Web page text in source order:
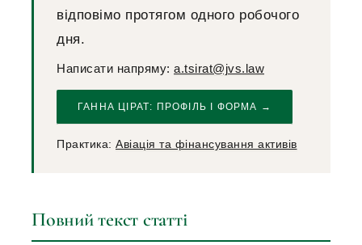
відповімо протягом одного робочого
дня.
Написати напряму: a.tsirat@jvs.law
ГАННА ЦІРАТ: ПРОФІЛЬ І ФОРМА →
Практика: Авіація та фінансування активів
Повний текст статті